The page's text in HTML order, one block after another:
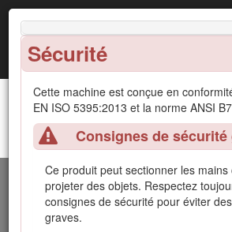
Sécurité
Cette machine est conçue en
EN ISO 5395:2013 et la norme ANSI
Consignes de sécurité
Ce produit peut sectionner les
projeter des objets. Respectez
consignes de sécurité pour éviter
graves.
Groupe de déplacement
Introduction
Cette machine est une tondeuse
rotatives prévue pour les utilisateurs
employés à des applications